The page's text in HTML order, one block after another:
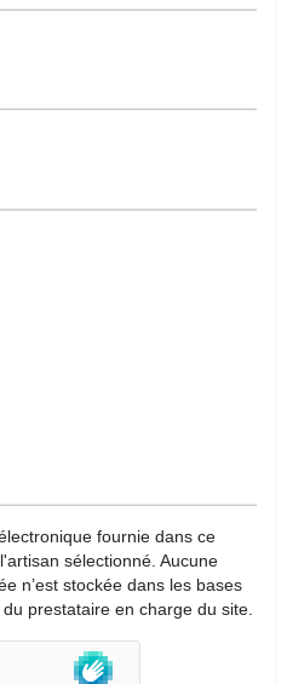
fournie dans ce
sélectionné. Aucune
n’est stockée dans les bases
prestataire en charge du site.